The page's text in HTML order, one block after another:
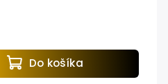
Do košíka